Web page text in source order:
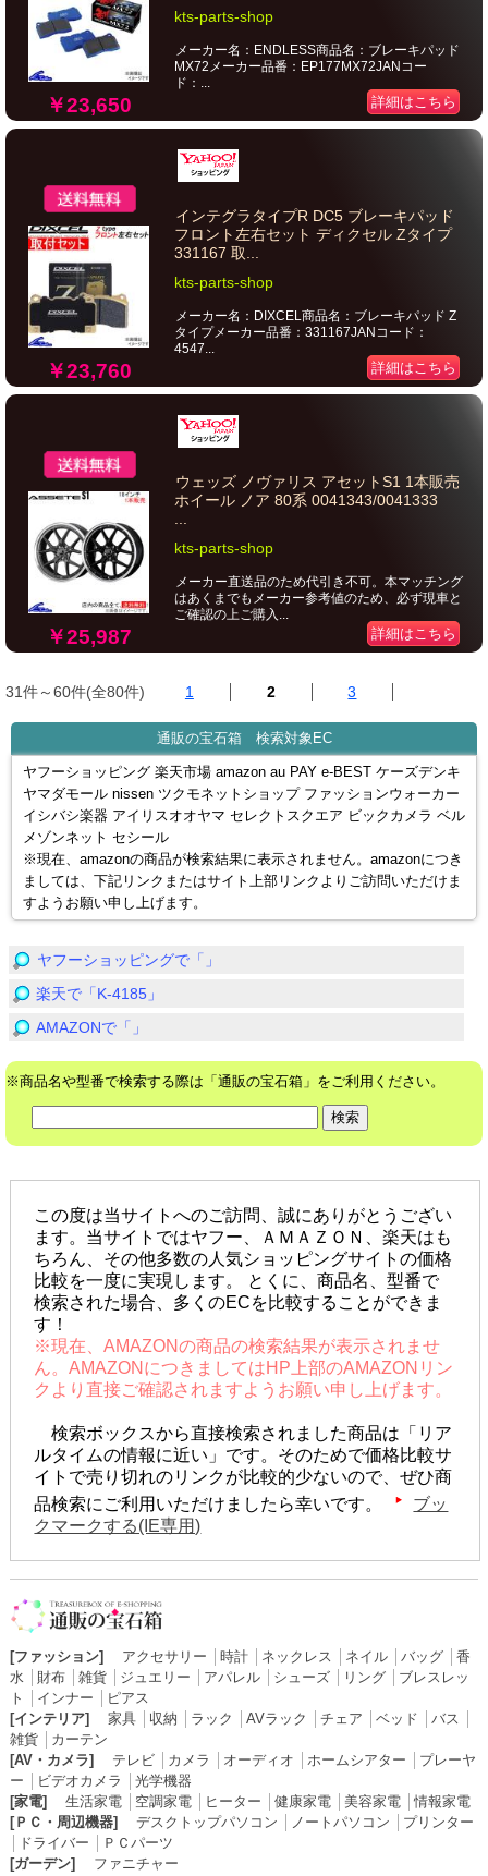
￥23,650
kts-parts-shop
メーカー名：ENDLESS商品名：ブレーキパッド
MX72メーカー品番：EP177MX72JANコー
ド：...
詳細はこちら
￥23,760
インテグラタイプR DC5 ブレーキパッド
フロント左右セット ディクセル Zタイプ
331167 取...
kts-parts-shop
メーカー名：DIXCEL商品名：ブレーキパッド Z
タイプメーカー品番：331167JANコード：
4547...
詳細はこちら
￥25,987
ウェッズ ノヴァリス アセットS1 1本販売
ホイール ノア 80系 0041343/0041333
kts-parts-shop
メーカー直送品のため代引き不可。本マッチング
はあくまでもメーカー参考値のため、必ず現車と
ご確認の上ご購入...
詳細はこちら
31件～60件(全80件) 1 2 3
通販の宝石箱 検索対象EC
ヤフーショッピング 楽天市場 amazon au PAY e-BEST ケーズデンキ
ヤマダモール nissen ツクモネットショップ ファッションウォーカー
イシバシ楽器 アイリスオオヤマ セレクトスクエア ビックカメラ ベル
メゾンネット セシール
※現在、amazonの商品が検索結果に表示されません。amazonにつき
ましては、下記リンクまたはサイト上部リンクよりご訪問いただけま
すようお願い申し上げます。
ヤフーショッピングで「」
楽天で「K-4185」
AMAZONで「」
※商品名や型番で検索する際は「通販の宝石箱」をご利用ください。
この度は当サイトへのご訪問、誠にありがとうござい
ます。当サイトではヤフー、ＡＭＡＺＯＮ、楽天はも
ちろん、その他多数の人気ショッピングサイトの価格
比較を一度に実現します。 とくに、商品名、型番で
検索された場合、多くのECを比較することができま
す！
※現在、AMAZONの商品の検索結果が表示されませ
ん。AMAZONにつきましてはHP上部のAMAZONリン
クより直接ご確認されますようお願い申し上げます。
検索ボックスから直接検索されました商品は「リア
ルタイムの情報に近い」です。そのためで価格比較サ
イトで売り切れのリンクが比較的少ないので、ぜひ商
品検索にご利用いただけましたら幸いです。
ブッ
クマークする(IE専用)
[ファッション] アクセサリー 時計│ ネックレス ネイル│ バッグ│ 香
水
財布│ 雑貨│ ジュエリー アパレル│ シューズ│ リング│ ブレスレッ
ト
インナー
ピアス
[インテリア]
家具│ 収納 ラック AVラック チェア ベッド バス
雑貨│ カーテン
[AV・カメラ]
テレビ│ カメラ オーディオ ホームシアター
プレーヤ
ー
ビデオカメラ
光学機器
[家電]
生活家電│ 空調家電│ ヒーター 健康家電│ 美容家電│情報家電
[ＰＣ・周辺機器]
デスクトップパソコン ノートパソコン
プリンター
ドライバー
ＰＣパーツ
[ガーデン]
ファニチャー